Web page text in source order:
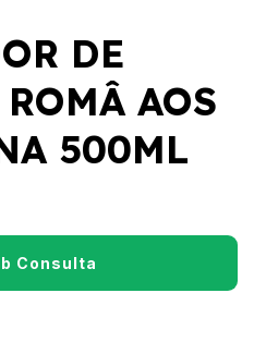
DE
AOS
500ML